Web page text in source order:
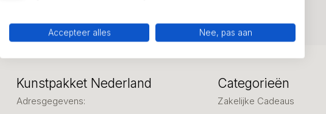
Kunstpakket Nederland
Adresgegevens:
Categorieën
Zakelijke Cadeaus
Accepteer alles Nee, pas aan